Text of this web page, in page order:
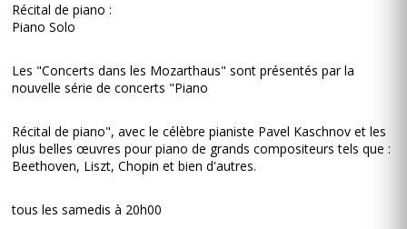
Récital de piano :
Piano Solo
Les "Concerts dans les Mozarthaus" sont présentés par la
nouvelle série de concerts "Piano
Récital de piano", avec le célèbre pianiste Pavel Kaschnov et les
plus belles œuvres pour piano de grands compositeurs tels que :
Beethoven, Liszt, Chopin et bien d'autres.
tous les samedis à 20h00